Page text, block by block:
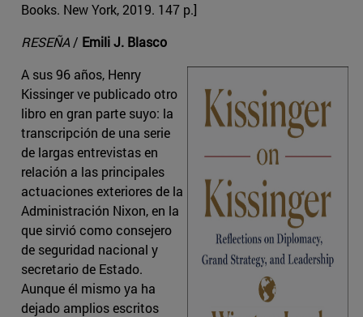
Books. New York, 2019. 147 p.]
RESEÑA/ Emili J. Blasco
A sus 96 años, Henry
Kissinger ve publicado otro
libro en gran parte suyo: la
transcripción de una serie
de largas entrevistas en
relación a las principales
actuaciones exteriores de la
Administración Nixon, en la
que sirvió como consejero
de seguridad nacional y
secretario de Estado.
Aunque él mismo ya ha
dejado amplios escritos